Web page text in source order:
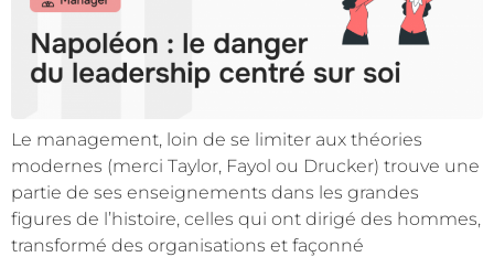
Le management, loin de se limiter aux théories
modernes (merci Taylor, Fayol ou Drucker) trouve une
partie de ses enseignements dans les grandes
figures de l’histoire, celles qui ont dirigé des hommes,
transformé des organisations et façonné